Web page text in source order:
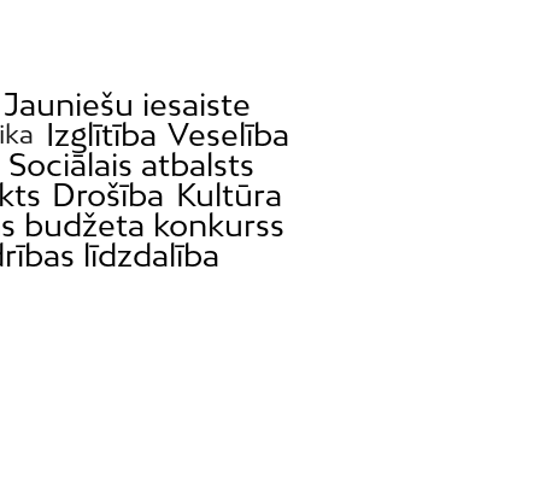
Jauniešu iesaiste
Izglītība Veselība
Sociālais atbalsts
Drošība Kultūra
budžeta konkurss
līdzdalība